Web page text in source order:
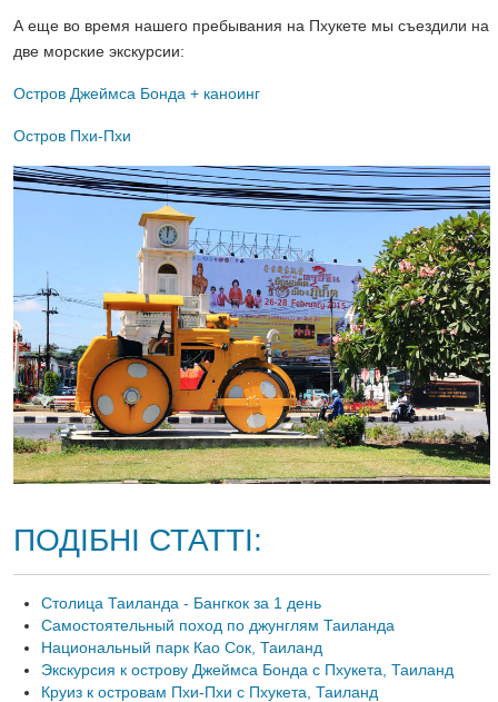
А еще во время нашего пребывания на Пхукете мы съездили на
две морские экскурсии:
Остров Джеймса Бонда + каноинг
Остров Пхи-Пхи
ПОДІБНІ СТАТТІ:
Столица Таиланда - Бангкок за 1 день
Самостоятельный поход по джунглям Таиланда
Национальный парк Као Сок, Таиланд
Экскурсия к острову Джеймса Бонда с Пхукета, Таиланд
Круиз к островам Пхи-Пхи с Пхукета, Таиланд